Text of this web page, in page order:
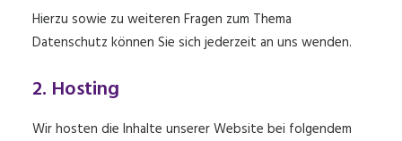
Hierzu sowie zu weiteren Fragen zum Thema
Datenschutz können Sie sich jederzeit an uns wenden.
2. Hosting
Wir hosten die Inhalte unserer Website bei folgendem